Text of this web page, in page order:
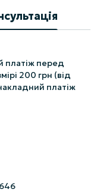
платіж перед
200 грн (від
платіж